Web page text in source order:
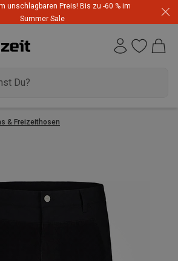
unschlagbaren Preis! Bis zu -60 % im
Summer Sale
& Freizeithosen